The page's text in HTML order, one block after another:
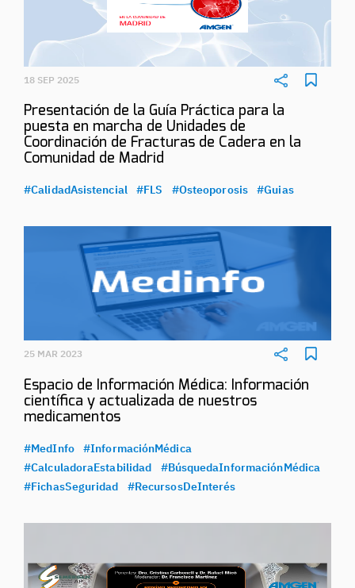
18 SEP 2025
Presentación de la Guía Práctica para la
puesta en marcha de Unidades de
Coordinación de Fracturas de Cadera en la
Comunidad de Madrid
#CalidadAsistencial #FLS #Osteoporosis #Guias
25 MAR 2023
Espacio de Información Médica: Información
científica y actualizada de nuestros
medicamentos
#MedInfo
#InformaciónMédica
#CalculadoraEstabilidad
#BúsquedaInformaciónMédica
#FichasSeguridad
#RecursosDeInterés